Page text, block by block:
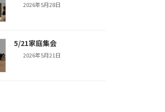
2026年5月28日
5/21家庭集会
2026年5月21日